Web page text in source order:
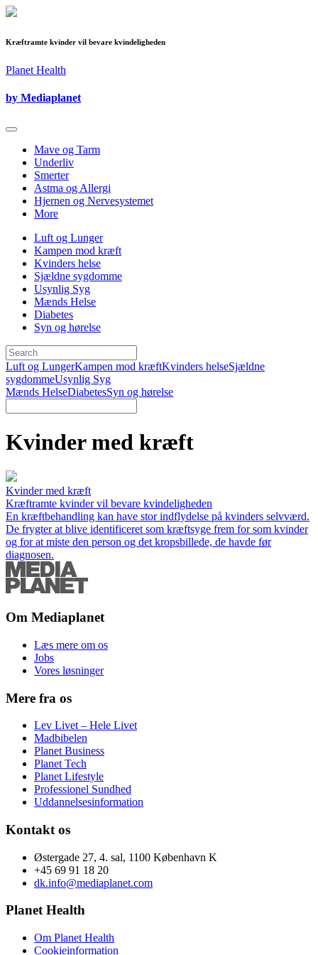
Kræftramte kvinder vil bevare kvindeligheden
Planet Health
by Mediaplanet
Mave og Tarm
Underliv
Smerter
Astma og Allergi
Hjernen og Nervesystemet
More
Luft og Lunger
Kampen mod kræft
Kvinders helse
Sjældne sygdomme
Usynlig Syg
Mænds Helse
Diabetes
Syn og hørelse
Luft og LungerKampen mod kræftKvinders helseSjældne
sygdommeUsynlig Syg
Mænds HelseDiabetesSyn og hørelse
Kvinder med kræft
Kvinder med kræft
Kræftramte kvinder vil bevare kvindeligheden
En kræftbehandling kan have stor indflydelse på kvinders selvværd.
De frygter at blive identificeret som kræftsyge frem for som kvinder
og for at miste den person og det kropsbillede, de havde før
diagnosen.
Om Mediaplanet
Læs mere om os
Jobs
Vores løsninger
Mere fra os
Lev Livet – Hele Livet
Madbibelen
Planet Business
Planet Tech
Planet Lifestyle
Professionel Sundhed
Uddannelsesinformation
Kontakt os
Østergade 27, 4. sal, 1100 København K
+45 69 91 18 20
dk.info@mediaplanet.com
Planet Health
Om Planet Health
Cookieinformation